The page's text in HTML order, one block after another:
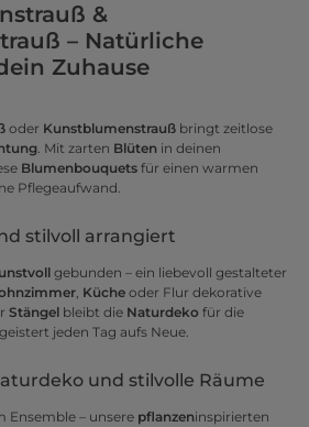
&
– Natürliche
Zuhause
oder Kunstblumenstrauß bringt zeitlose
. Mit zarten Blüten in deinen
Blumenbouquets für einen warmen
Pflegeaufwand.
stilvoll arrangiert
gebunden – ein liebevoll gestalteter
, Küche oder Flur dekorative
Stängel bleibt die Naturdeko für die
jeden Tag aufs Neue.
und stilvolle Räume
Ensemble – unsere pflanzeninspirierten